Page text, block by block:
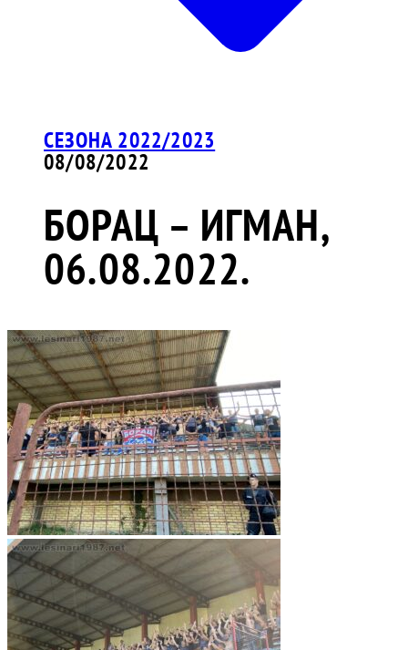
СЕЗОНА 2022/2023
08/08/2022
БОРАЦ – ИГМАН,
06.08.2022.